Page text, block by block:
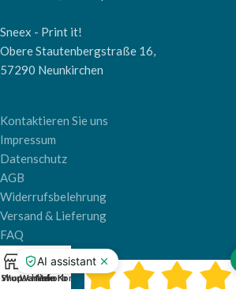
Sneex - Print it!
Obere Stautenbergstraße 16,
57290 Neunkirchen
Kontaktieren Sie uns
Impressum
Datenschutz
AGB
Widerrufsbelehrung
Versand & Lieferung
FAQ
Shop
Wunschliste
0
Warenkorb
Mein Konto